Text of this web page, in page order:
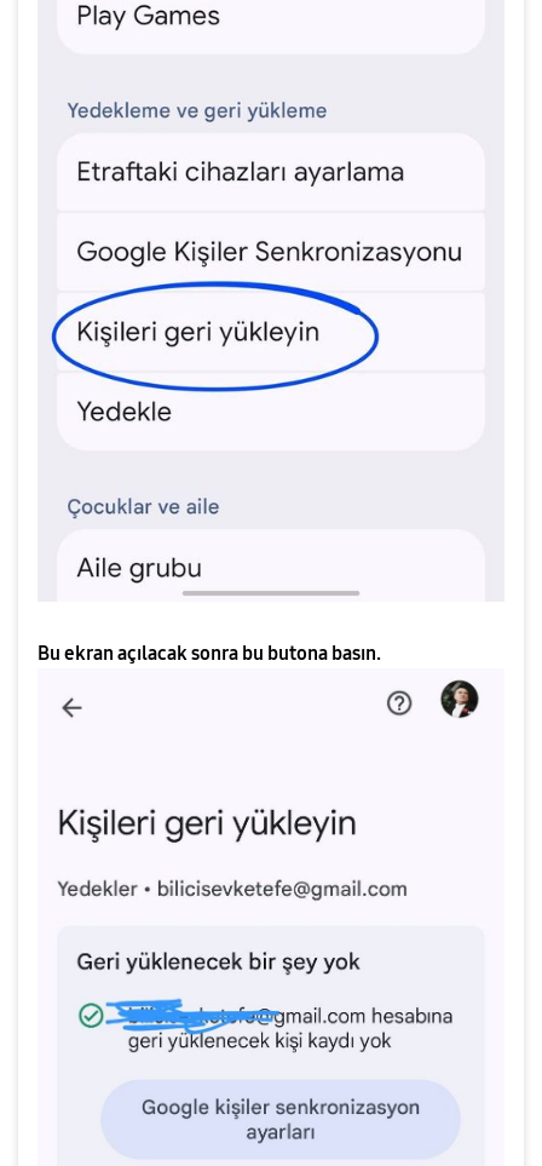
Bu ekran açılacak sonra bu butona basın.